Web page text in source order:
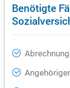
Benötigte
Abrechnung